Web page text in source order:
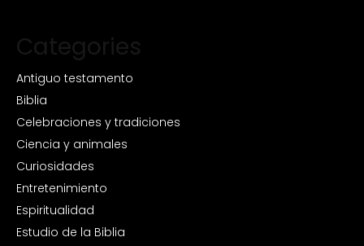
Categories
Antiguo testamento
Biblia
Celebraciones y tradiciones
Ciencia y animales
Curiosidades
Entretenimiento
Espiritualidad
Estudio de la Biblia